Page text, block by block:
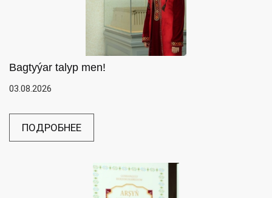
Bagtyýar talyp men!
03.08.2026
ПОДРОБНЕЕ